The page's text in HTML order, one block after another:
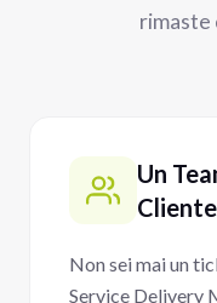
rimaste
Un
Cliente
Non sei mai un
Service Delivery